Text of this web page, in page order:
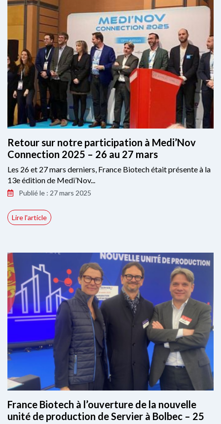
Retour sur notre participation à Medi’Nov
Connection 2025 – 26 au 27 mars
Les 26 et 27 mars derniers, France Biotech était présente à la
13e édition de Medi’Nov...
Publié le : 27 mars 2025
Lire l'article
France Biotech à l’ouverture de la nouvelle
unité de production de Servier à Bolbec – 25